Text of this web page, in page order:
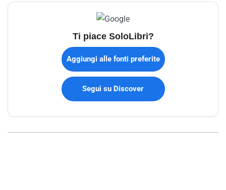
Ti piace SoloLibri?
Aggiungi alle fonti preferite
Segui su Discover